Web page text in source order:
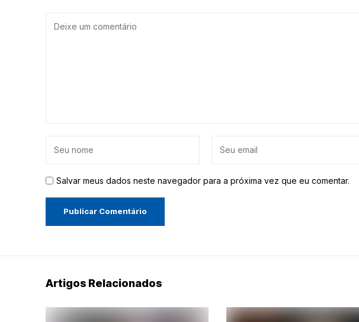
Salvar meus dados neste navegador para a próxima vez que eu comentar.
Artigos Relacionados